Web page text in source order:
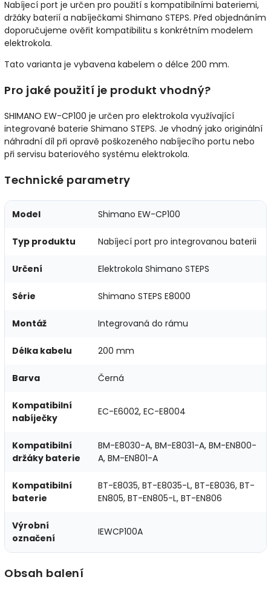
Nabíjecí port je určen pro použití s kompatibilními bateriemi,
držáky baterií a nabíječkami Shimano STEPS. Před objednáním
doporučujeme ověřit kompatibilitu s konkrétním modelem
elektrokola.
Tato varianta je vybavena kabelem o délce 200 mm.
Pro jaké použití je produkt vhodný?
SHIMANO EW-CP100 je určen pro elektrokola využívající
integrované baterie Shimano STEPS. Je vhodný jako originální
náhradní díl při opravě poškozeného nabíjecího portu nebo
při servisu bateriového systému elektrokola.
Technické parametry
Model Shimano EW-CP100
Typ produktu Nabíjecí port pro integrovanou baterii
Určení Elektrokola Shimano STEPS
Série Shimano STEPS E8000
Montáž Integrovaná do rámu
Délka kabelu 200 mm
Barva Černá
Kompatibilní
nabíječky
EC-E6002, EC-E8004
Kompatibilní
držáky baterie
BM-E8030-A, BM-E8031-A, BM-EN800-
A, BM-EN801-A
Kompatibilní
baterie
BT-E8035, BT-E8035-L, BT-E8036, BT-
EN805, BT-EN805-L, BT-EN806
Výrobní
označení
IEWCP100A
Obsah balení